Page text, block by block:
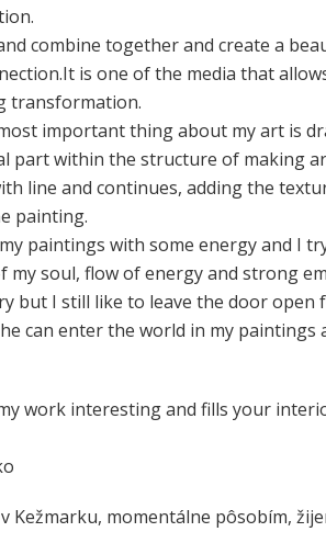
combine together and create a
is one of the media that
transformation.
important thing about my art is
part within the structure of making
line and continues, adding the
painting.
paintings with some energy and I
my soul, flow of energy and strong
but I still like to leave the door open
can enter the world in my paintings
work interesting and fills your
Kežmarku, momentálne pôsobím,